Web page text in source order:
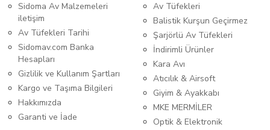
Sidoma Av Malzemeleri
iletişim
Av Tüfekleri Tarihi
Sidomav.com Banka
Hesapları
Gizlilik ve Kullanım Şartları
Kargo ve Taşıma Bilgileri
Hakkımızda
Garanti ve İade
Av Tüfekleri
Balistik Kurşun Geçirmez
Şarjörlü Av Tüfekleri
İndirimli Ürünler
Kara Avı
Atıcılık & Airsoft
Giyim & Ayakkabı
MKE MERMİLER
Optik & Elektronik